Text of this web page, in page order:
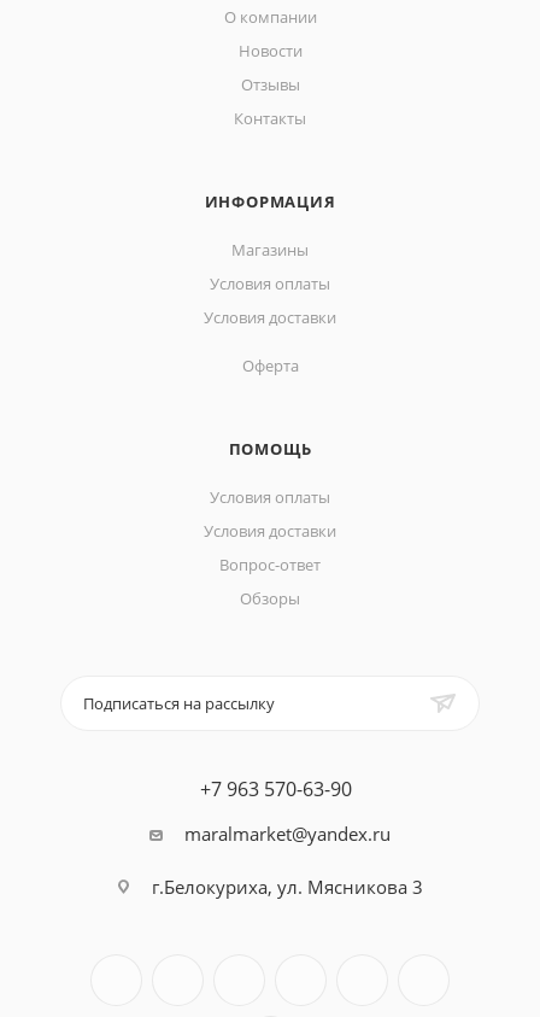
О компании
Новости
Отзывы
Контакты
ИНФОРМАЦИЯ
Магазины
Условия оплаты
Условия доставки
Оферта
ПОМОЩЬ
Условия оплаты
Условия доставки
Вопрос-ответ
Обзоры
Подписаться на рассылку
+7 963 570-63-90
maralmarket@yandex.ru
г.Белокуриха, ул. Мясникова 3